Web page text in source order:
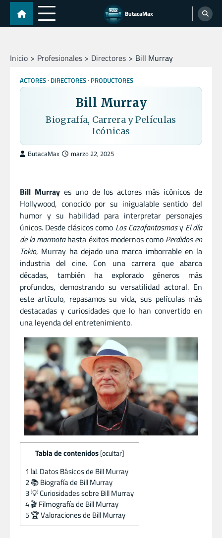
Skip
content
ButacaMax
Inicio Profesionales Directores Bill Murray
ACTORES DIRECTORES PRODUCTORES
Bill Murray
Biografía, Carrera y Películas
Icónicas
ButacaMax marzo 22, 2025
Bill Murrayes uno de los actores más icónicos de
Hollywood, conocido por su inigualable sentido del
humor y su habilidad para interpretar personajes
únicos. Desde clásicos como Los Cazafantasmasy El día
de la marmotahasta éxitos modernos como Perdidos en
Tokio, Murray ha dejado una marca imborrable en la
industria del cine. Con una carrera que abarca
décadas, también ha explorado géneros más
profundos, demostrando su versatilidad actoral. En
este artículo, repasamos su vida, sus películas más
destacadas y curiosidades que lo han convertido en
una leyenda del entretenimiento.
Tabla de contenidos [ocultar]
1 📊 Datos Básicos de Bill Murray
2📚 Biografía de Bill Murray
3💡 Curiosidades sobre Bill Murray
4🎬 Filmografía de Bill Murray
5🏆 Valoraciones de Bill Murray